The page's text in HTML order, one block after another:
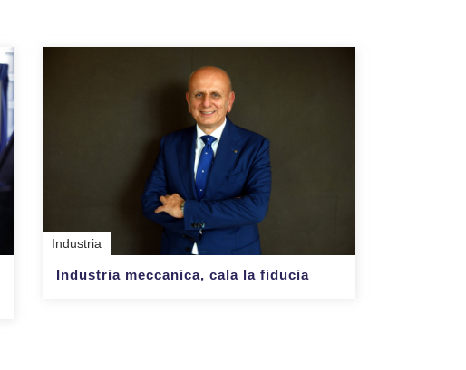
Industria
Industria meccanica, cala la fiducia